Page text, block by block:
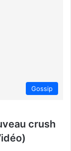
Gossip
crush